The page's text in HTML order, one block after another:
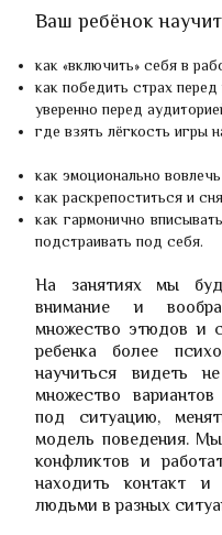
Ваш ребёнок
как «включить» себя в
как победить страх
уверенно перед
где взять лёгкость игры
как эмоционально
как раскрепоститься и
как гармонично
подстраивать под себя.
На занятиях мы
внимание и
множество этюдов и
ребенка более
научиться видеть
множество
под ситуацию,
модель поведения.
конфликтов и
находить контакт
людьми в разных